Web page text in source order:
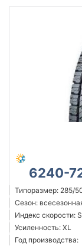
6240-
Типоразмер: 285/
Сезон:
Индекс скорости: S
Усиленность: XL
Год производства: